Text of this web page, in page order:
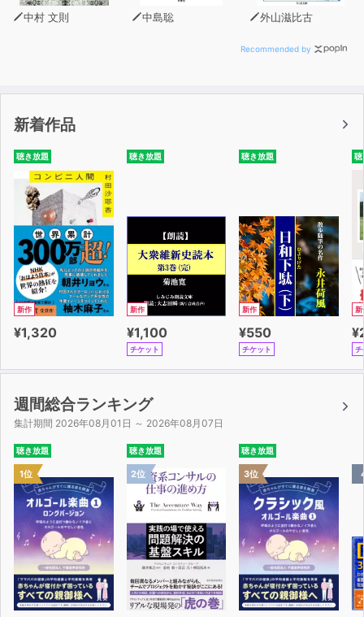
中村 文則 中島聡 外山滋比古
Recommended by
新着作品
聴き放題
新作
¥1,320
聴き放題
新作
¥1,100
チケット
聴き放題
新作
¥550
チケット
聴
新
チ
週間総合ランキング
集計期間 2026年08月01日 ～ 2026年08月07日
聴き放題
1位
聴き放題
2位
聴き放題
3位